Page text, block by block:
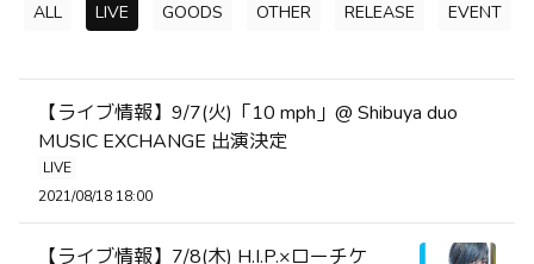
ALL LIVE GOODS OTHER RELEASE EVENT
【ライブ情報】9/7(火)「10 mph」@ Shibuya duo
MUSIC EXCHANGE 出演決定
LIVE
2021/08/18 18:00
【ライブ情報】7/8(木) H.I.P.×ローチケ